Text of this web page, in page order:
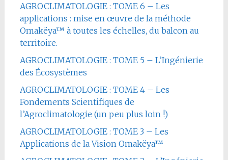
AGROCLIMATOLOGIE : TOME 6 – Les
applications : mise en œuvre de la méthode
Omakëya™ à toutes les échelles, du balcon au
territoire.
AGROCLIMATOLOGIE : TOME 5 – L’Ingénierie
des Écosystèmes
AGROCLIMATOLOGIE : TOME 4 – Les
Fondements Scientifiques de
l’Agroclimatologie (un peu plus loin !)
AGROCLIMATOLOGIE : TOME 3 – Les
Applications de la Vision Omakëya™